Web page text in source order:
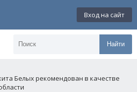
Вход на сайт
Найти
Белых рекомендован в качестве